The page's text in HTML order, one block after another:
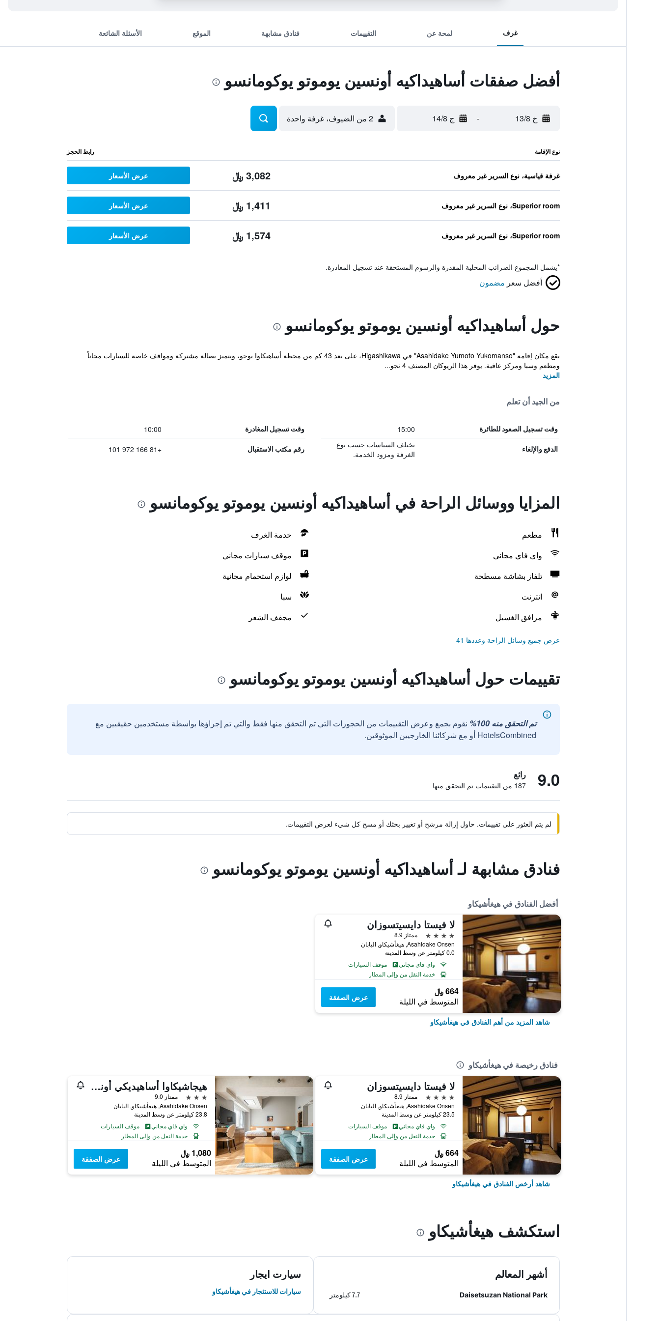
غرف لمحة عن التقييمات فنادق مشابهة الموقع الأسئلة الشائعة
أفضل صفقات أساهيداكيه أونسين يوموتو يوكومانسو
خ 13/8 - ج 14/8 2 من الضيوف، غرفة واحدة
نوع الإقامة رابط الحجز
غرفة قياسية، نوع السرير غير معروف 3,082 ﷼ عرض الأسعار
Superior room، نوع السرير غير معروف 1,411 ﷼ عرض الأسعار
Superior room، نوع السرير غير معروف 1,574 ﷼ عرض الأسعار
*يشمل المجموع الضرائب المحلية المقدرة والرسوم المستحقة عند تسجيل المغادرة.
أفضل سعر مضمون
حول أساهيداكيه أونسين يوموتو يوكومانسو
يقع مكان إقامة "Asahidake Yumoto Yukomanso" في Higashikawa، على بعد 43 كم من محطة أساهيكاوا يوجو، ويتميز بصالة مشتركة ومواقف خاصة للسيارات مجاناً
ومطعم وسبا ومركز عافية. يوفر هذا الريوكان المصنف 4 نجو...
المزيد
من الجيد أن تعلم
وقت تسجيل الصعود للطائرة 15:00 وقت تسجيل المغادرة 10:00
الدفع والإلغاء
تختلف السياسات حسب نوع
الغرفة ومزود الخدمة.
رقم مكتب الاستقبال +81 166 972 101
المزايا ووسائل الراحة في أساهيداكيه أونسين يوموتو يوكومانسو
مطعم
خدمة الغرف
واي فاي مجاني
موقف سيارات مجاني
تلفاز بشاشة مسطحة
لوازم استحمام مجانية
انترنت
سبا
مرافق الغسيل
مجفف الشعر
عرض جميع وسائل الراحة وعددها 41
تقييمات حول أساهيداكيه أونسين يوموتو يوكومانسو
تم التحقق منه 100%
نقوم بجمع وعرض التقييمات من الحجوزات التي تم التحقق منها فقط والتي تم إجراؤها بواسطة مستخدمين حقيقيين مع
HotelsCombined أو مع شركائنا الخارجيين الموثوقين.
9.0 رائع
187 من التقييمات تم التحقق منها
لم يتم العثور على تقييمات. حاول إزالة مرشح أو تغيير بحثك أو مسح كل شيء لعرض التقييمات.
فنادق مشابهة لـ أساهيداكيه أونسين يوموتو يوكومانسو
أفضل الفنادق في هيغأشيكاو
لا فيستا دايسيتسوزان
4 نجوم
ممتاز 8.9
Asahidake Onsen, هيغأشيكاو, اليابان
0.0 كيلومتر عن وسط المدينة
واي فاي مجاني
موقف السيارات
خدمة النقل من وإلى المطار
664 ﷼
المتوسط في الليلة عرض الصفقة
شاهد المزيد من أهم الفنادق في هيغأشيكاو
فنادق رخيصة في هيغأشيكاو
لا فيستا دايسيتسوزان
4 نجوم
ممتاز 8.9
Asahidake Onsen, هيغأشيكاو, اليابان
23.5 كيلومتر عن وسط المدينة
واي فاي مجاني
موقف السيارات
خدمة النقل من وإلى المطار
664 ﷼
المتوسط في الليلة عرض الصفقة
هيجاشيكاوا أساهيديكي أونسين هوتل بير مونتي
3 نجوم
ممتاز 9.0
Asahidake Onsen, هيغأشيكاو, اليابان
23.8 كيلومتر عن وسط المدينة
واي فاي مجاني
موقف السيارات
خدمة النقل من وإلى المطار
1,080 ﷼
المتوسط في الليلة عرض الصفقة
شاهد أرخص الفنادق في هيغأشيكاو
استكشف هيغأشيكاو
أشهر المعالم
Daisetsuzan National Park 7.7 كيلومتر
سيارت ايجار
سيارات للاستئجار في هيغأشيكاو